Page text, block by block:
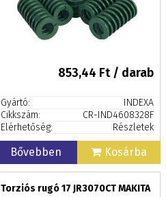
853,44 Ft / darab
Gyártó:
INDEXA
Cikkszám:
CR-IND4608328F
Elérhetőség:
Részletek
Bővebben Kosárba
Torziós rugó 17 JR3070CT MAKITA